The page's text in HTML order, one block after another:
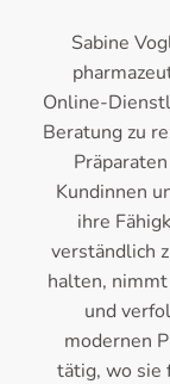
Sabine
Online-
Beratung zu
Kundinnen
ihre
verständlich
halten,
und
modernen
tätig, wo sie